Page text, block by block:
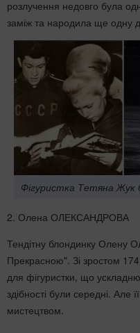
розлучення недовго була
заміж та народила ще одну
Фігуристка Тетяна Жук
2. Олена ОЛЕКСАНДРОВА
Тендітну блондинку Олену
Прекрасною". Зі зростом
для фігуристки, що
здібності були середні. Але
мистецтвом.